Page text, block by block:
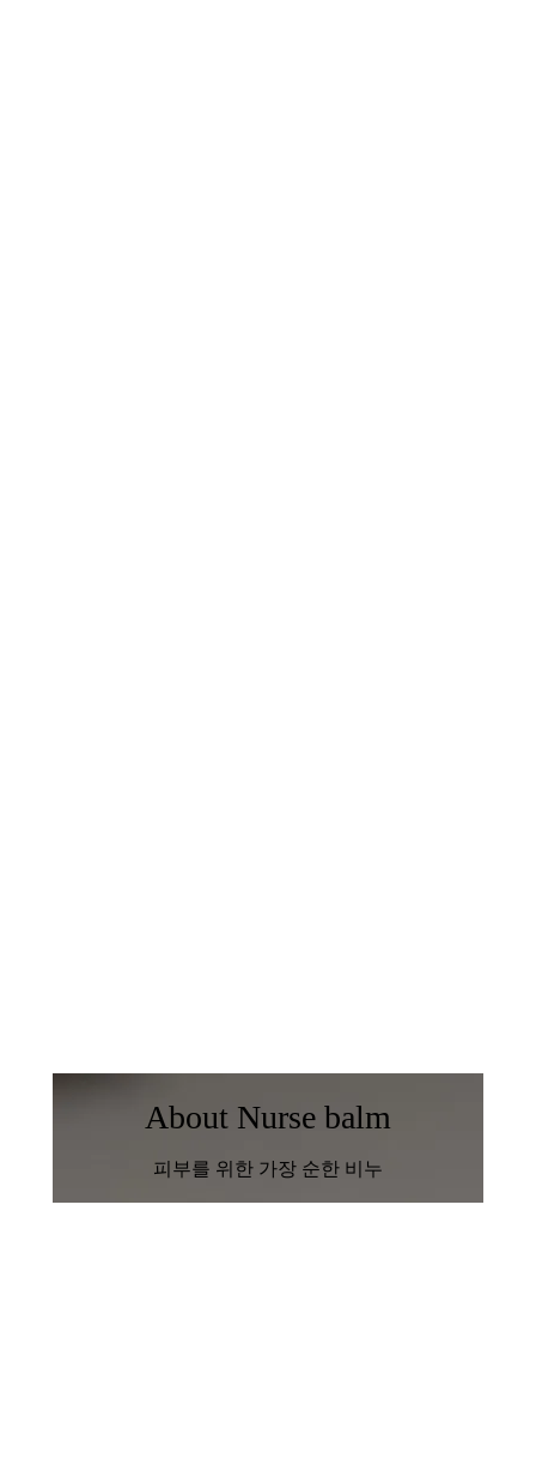
About Nurse balm
피부를 위한 가장 순한 비누